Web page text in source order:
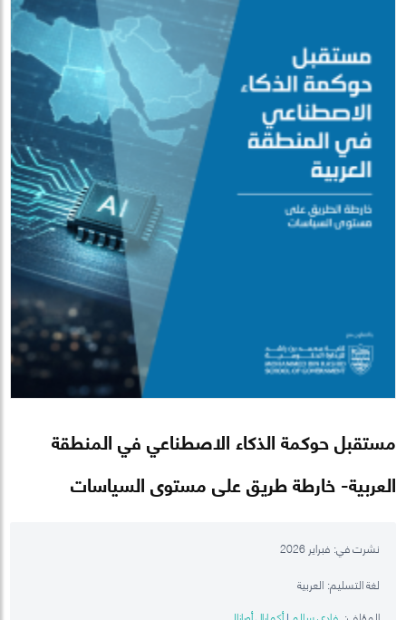
مستقبل حوكمة الذكاء الاصطناعي في المنطقة
العربية- خارطة طريق على مستوى السياسات
نشرت في: فبراير 2026
لغة التسليم: العربية